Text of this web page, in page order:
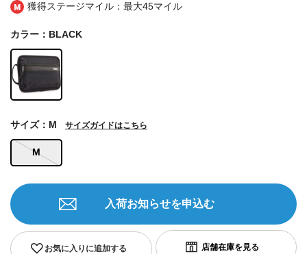
獲得ステージマイル：最大45マイル
カラー：BLACK
M
サイズ：M サイズガイドはこちら
お気に入りに追加する
入荷お知らせを申込む